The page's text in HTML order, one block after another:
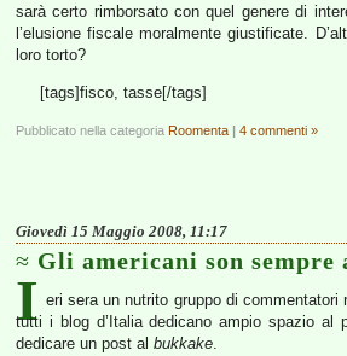
sarà certo rimborsato con quel genere di
l’elusione fiscale moralmente giustificate.
loro torto?
[tags]fisco, tasse[/tags]
Pubblicato nella categoria Roomenta | 4 commenti »
Giovedì 15 Maggio 2008, 11:17
Gli americani son sempre
I eri sera un nutrito gruppo di
tutti i blog d’Italia dedicano ampio spazio al
dedicare un post al bukkake.